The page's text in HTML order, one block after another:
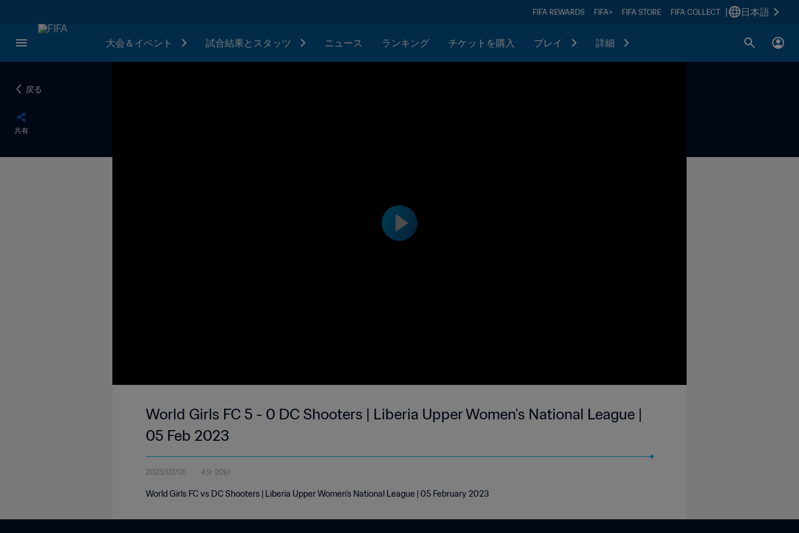
FIFA REWARDS FIFA+ FIFA STORE FIFA COLLECT 日本語
大会＆イベント 試合結果とスタッツ ニュース ランキング チケットを購入 プレイ 詳細
戻る
共有
World Girls FC 5 - 0 DC Shooters | Liberia Upper Women's National League |
05 Feb 2023
2023/02/05 4分 20秒
World Girls FC vs DC Shooters | Liberia Upper Women's National League | 05 February 2023